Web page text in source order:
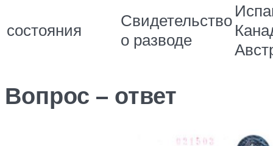
состояния
Свидетельство
о разводе
Вопрос – ответ